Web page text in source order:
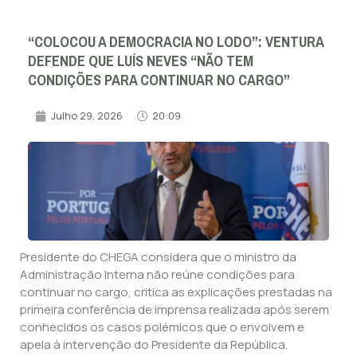
“COLOCOU A DEMOCRACIA NO LODO”: VENTURA
DEFENDE QUE LUÍS NEVES “NÃO TEM
CONDIÇÕES PARA CONTINUAR NO CARGO”
Julho 29, 2026 20:09
Presidente do CHEGA considera que o ministro da
Administração Interna não reúne condições para
continuar no cargo, critica as explicações prestadas na
primeira conferência de imprensa realizada após serem
conhecidos os casos polémicos que o envolvem e
apela à intervenção do Presidente da República.